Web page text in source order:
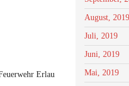
Erlau
August, 2019
Juli, 2019
Juni, 2019
Mai, 2019